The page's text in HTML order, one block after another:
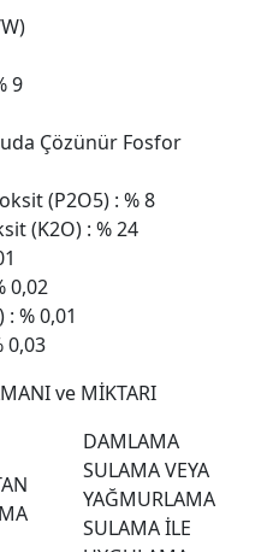
9
Çözünür Fosfor
(P2O5) : % 8
(K2O) : % 24
0,02
% 0,01
0,03
ve MİKTARI
DAMLAMA
SULAMA VEYA
YAĞMURLAMA
SULAMA İLE